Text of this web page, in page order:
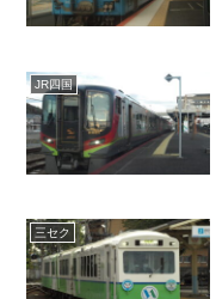
JR四国
三セク